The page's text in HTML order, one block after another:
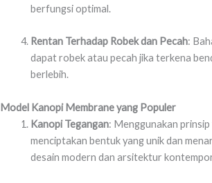
berfungsi optimal.
Rentan Terhadap Robek dan Pecah:
dapat robek atau pecah jika terkena
berlebih.
Model Kanopi Membrane yang Populer
Kanopi Tegangan: Menggunakan
menciptakan bentuk yang unik dan
desain modern dan arsitektur